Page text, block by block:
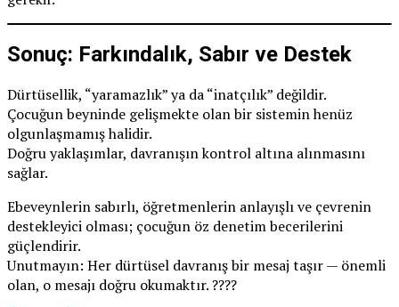
Sonuç: Farkındalık, Sabır ve Destek
Dürtüsellik, “yaramazlık” ya da “inatçılık” değildir.
Çocuğun beyninde gelişmekte olan bir sistemin henüz
olgunlaşmamış halidir.
Doğru yaklaşımlar, davranışın kontrol altına alınmasını
sağlar.
Ebeveynlerin sabırlı, öğretmenlerin anlayışlı ve çevrenin
destekleyici olması; çocuğun öz denetim becerilerini
güçlendirir.
Unutmayın: Her dürtüsel davranış bir mesaj taşır — önemli
olan, o mesajı doğru okumaktır. ????